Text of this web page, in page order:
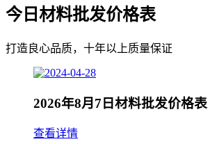
今日材料批发价格表
打造良心品质，十年以上质量保证
2026年8月7日材料批发价格表
查看详情